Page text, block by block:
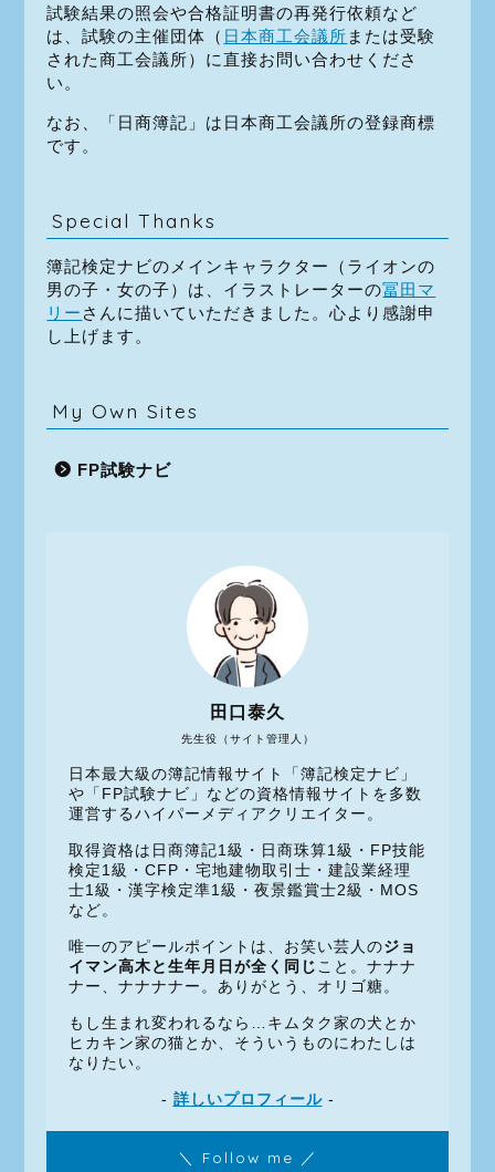
試験結果の照会や合格証明書の再発行依頼など
は、試験の主催団体（ 日本商工会議所 または受験
された商工会議所）に直接お問い合わせくださ
い。
なお、「日商簿記」は日本商工会議所の登録商標
です。
Special Thanks
簿記検定ナビのメインキャラクター（ライオンの
男の子・女の子）は、イラストレーターの冨田マ
リー さんに描いていただきました。心より感謝申
し上げます。
My Own Sites
FP試験ナビ
先生役（サイト管理人）
田口泰久
日本最大級の簿記情報サイト「簿記検定ナビ」
や「FP試験ナビ」などの資格情報サイトを多数
運営するハイパーメディアクリエイター。
取得資格は日商簿記1級・日商珠算1級・FP技能
検定1級・CFP・宅地建物取引士・建設業経理
士1級・漢字検定準1級・夜景鑑賞士2級・MOS
など。
唯一のアピールポイントは、お笑い芸人のジョ
イマン高木と生年月日が全く同じ こと。ナナナ
ナー、ナナナナー。ありがとう、オリゴ糖。
もし生まれ変われるなら…キムタク家の犬とか
ヒカキン家の猫とか、そういうものにわたしは
なりたい。
- 詳しいプロフィール-
＼ Follow me ／